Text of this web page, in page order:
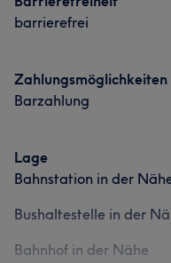
Berlin 📞 0176 57992233
Körper
Portfolio
barrierefrei
Zahlungsmöglichkeiten
Barzahlung
Lage
Bahnstation in der
Bushaltestelle in der
Bahnhof in der Nähe